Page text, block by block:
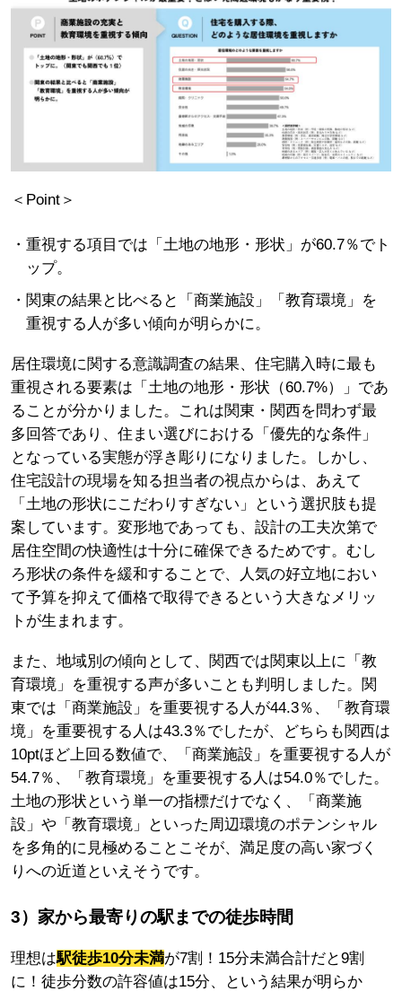
＜Point＞
重視する項目では「土地の地形・形状」が60.7％でト
ップ。
関東の結果と比べると「商業施設」「教育環境」を
重視する人が多い傾向が明らかに。
居住環境に関する意識調査の結果、住宅購入時に最も
重視される要素は「土地の地形・形状（60.7%）」であ
ることが分かりました。これは関東・関西を問わず最
多回答であり、住まい選びにおける「優先的な条件」
となっている実態が浮き彫りになりました。しかし、
住宅設計の現場を知る担当者の視点からは、あえて
「土地の形状にこだわりすぎない」という選択肢も提
案しています。変形地であっても、設計の工夫次第で
居住空間の快適性は十分に確保できるためです。むし
ろ形状の条件を緩和することで、人気の好立地におい
て予算を抑えて価格で取得できるという大きなメリッ
トが生まれます。
また、地域別の傾向として、関西では関東以上に「教
育環境」を重視する声が多いことも判明しました。関
東では「商業施設」を重要視する人が44.3％、「教育環
境」を重要視する人は43.3％でしたが、どちらも関西は
10ptほど上回る数値で、「商業施設」を重要視する人が
54.7％、「教育環境」を重要視する人は54.0％でした。
土地の形状という単一の指標だけでなく、「商業施
設」や「教育環境」といった周辺環境のポテンシャル
を多角的に見極めることこそが、満足度の高い家づく
りへの近道といえそうです。
3）家から最寄りの駅までの徒歩時間
理想は駅徒歩10分未満が7割！15分未満合計だと9割
に！徒歩分数の許容値は15分、という結果が明らか